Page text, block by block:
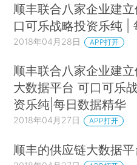
顺丰联合八家企业建
口可乐战略投资乐纯 |
2018年04月28日 APP打开
顺丰联合八家企业建
大数据平台 可口可乐
资乐纯|每日数据精华
2018年04月27日 APP打开
顺丰的供应链大数据